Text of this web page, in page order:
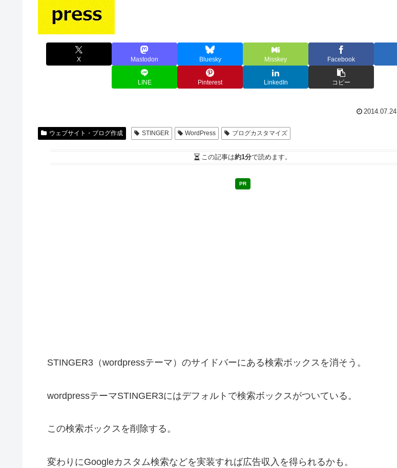
X Mastodon Bluesky Misskey Facebook
LINE Pinterest LinkedIn コピー
2014.07.24
ウェブサイト・ブログ作成 STINGER WordPress ブログカスタマイズ
この記事は約1分で読めます。
PR
STINGER3（wordpressテーマ）のサイドバーにある検索ボックスを消そう。
wordpressテーマSTINGER3にはデフォルトで検索ボックスがついている。
この検索ボックスを削除する。
変わりにGoogleカスタム検索などを実装すれば広告収入を得られるかも。